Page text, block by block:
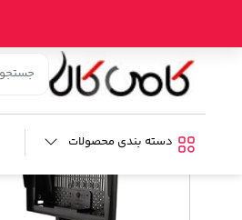
دسته بندی محصولات
کالای مشابه